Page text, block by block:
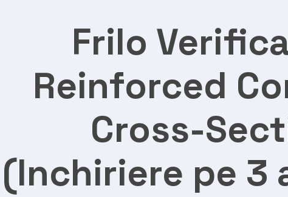
Frilo
Reinforced
Cross-
(Inchiriere pe 3